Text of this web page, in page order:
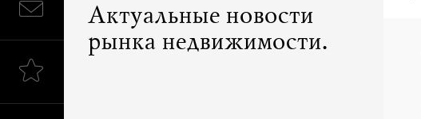
Актуальные новости
рынка недвижимости.